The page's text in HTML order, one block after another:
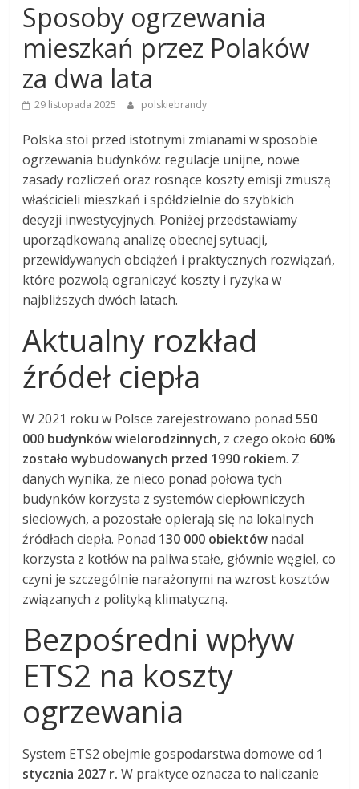
Sposoby ogrzewania
mieszkań przez Polaków
za dwa lata
29 listopada 2025 polskiebrandy
Polska stoi przed istotnymi zmianami w sposobie
ogrzewania budynków: regulacje unijne, nowe
zasady rozliczeń oraz rosnące koszty emisji zmuszą
właścicieli mieszkań i spółdzielnie do szybkich
decyzji inwestycyjnych. Poniżej przedstawiamy
uporządkowaną analizę obecnej sytuacji,
przewidywanych obciążeń i praktycznych rozwiązań,
które pozwolą ograniczyć koszty i ryzyka w
najbliższych dwóch latach.
Aktualny rozkład
źródeł ciepła
W 2021 roku w Polsce zarejestrowano ponad550
000 budynków wielorodzinnych, z czego około 60%
zostało wybudowanych przed 1990 rokiem. Z
danych wynika, że nieco ponad połowa tych
budynków korzysta z systemów ciepłowniczych
sieciowych, a pozostałe opierają się na lokalnych
źródłach ciepła. Ponad 130 000 obiektów nadal
korzysta z kotłów na paliwa stałe, głównie węgiel, co
czyni je szczególnie narażonymi na wzrost kosztów
związanych z polityką klimatyczną.
Bezpośredni wpływ
ETS2 na koszty
ogrzewania
System ETS2 obejmie gospodarstwa domowe od 1
stycznia 2027 r. W praktyce oznacza to naliczanie